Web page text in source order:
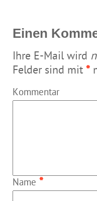
Einen
Ihre E-Mail wird
Felder sind mit *
Kommentar
Name *